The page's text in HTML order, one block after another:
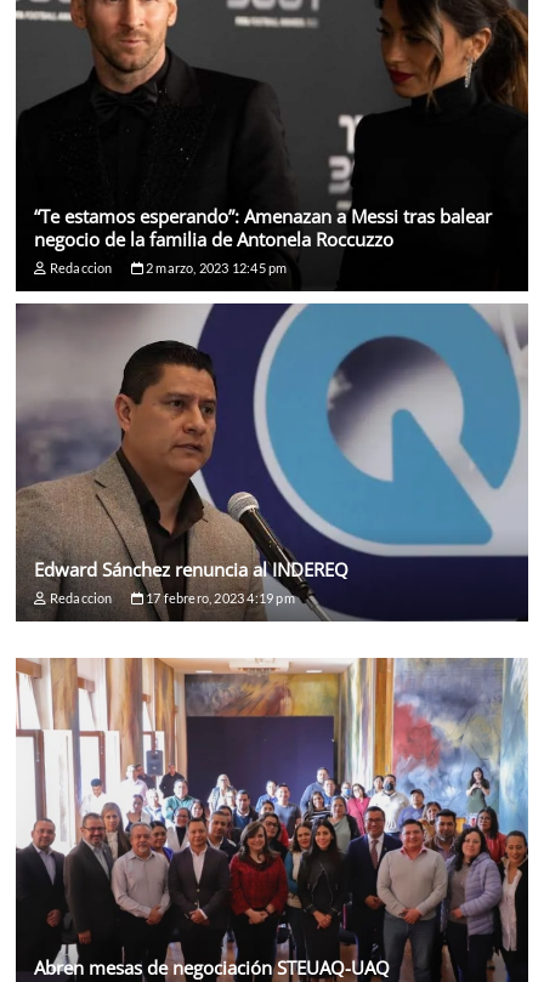
“Te estamos esperando”: Amenazan a Messi tras balear
negocio de la familia de Antonela Roccuzzo
Redaccion 2 marzo, 2023 12:45 pm
Edward Sánchez renuncia al INDEREQ
Redaccion 17 febrero, 2023 4:19 pm
Abren mesas de negociación STEUAQ-UAQ